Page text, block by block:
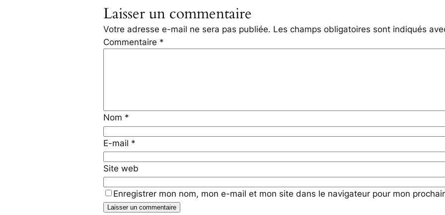
Laisser un commentaire
Votre adresse e-mail ne sera pas publiée. Les champs obligatoires sont indiqués
Commentaire *
Nom *
E-mail *
Site web
Enregistrer mon nom, mon e-mail et mon site dans le navigateur pour mon